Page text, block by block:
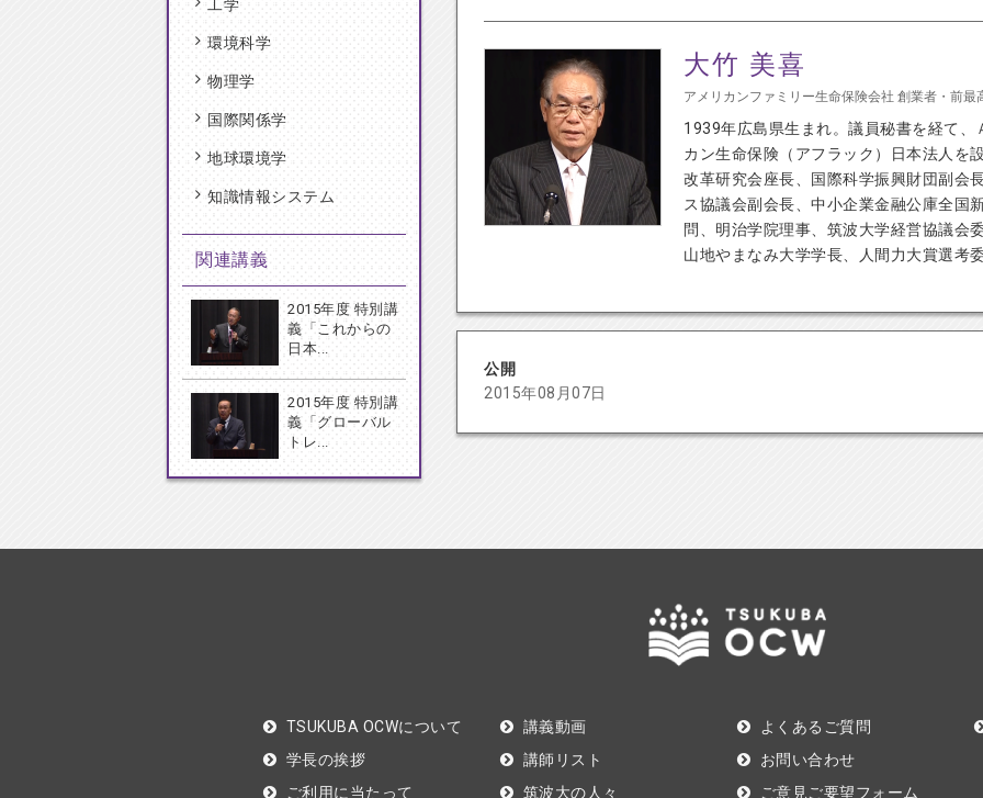
大竹 美喜
アメリカンファミリー生命保険会社 創業者・前最
1939年広島県生まれ。議員秘書を経て
カン生命保険（アフラック）日本法人を
改革研究会座長、国際科学振興財団副会
ス協議会副会長、中小企業金融公庫全国
問、明治学院理事、筑波大学経営協議会
山地やまなみ大学学長、人間力大賞選考
公開
2015年08月07日
工学
環境科学
物理学
国際関係学
地球環境学
知識情報システム
関連講義
2015年度 特別講
義「これからの
日本...
2015年度 特別講
義「グローバル
トレ...
TSUKUBA OCWについて
学長の挨拶
ご利用に当たって
講義動画
講師リスト
筑波大の人々
よくあるご質問
お問い合わせ
ご意見ご要望フォーム